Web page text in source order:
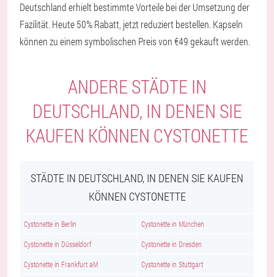
Deutschland erhielt bestimmte Vorteile bei der Umsetzung der
Fazilität. Heute 50% Rabatt, jetzt reduziert bestellen. Kapseln
können zu einem symbolischen Preis von €49 gekauft werden.
ANDERE STÄDTE IN
DEUTSCHLAND, IN DENEN SIE
KAUFEN KÖNNEN CYSTONETTE
STÄDTE IN DEUTSCHLAND, IN DENEN SIE KAUFEN
KÖNNEN CYSTONETTE
Cystonette in Berlin Cystonette in München
Cystonette in Düsseldorf Cystonette in Dresden
Cystonette in Frankfurt aM Cystonette in Stuttgart